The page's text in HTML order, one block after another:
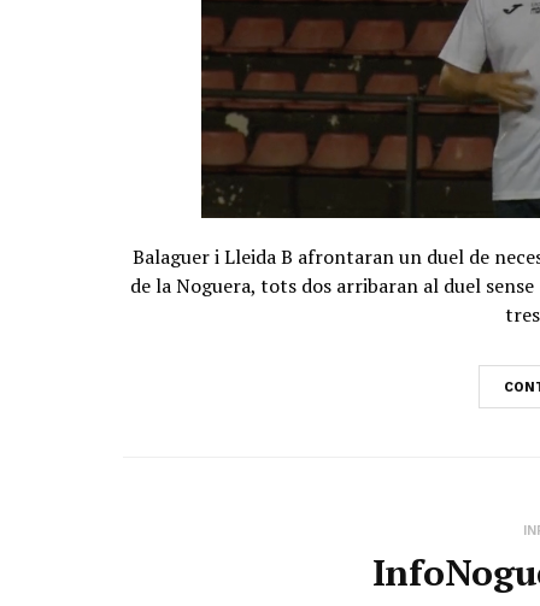
Balaguer i Lleida B afrontaran un duel de
de la Noguera, tots dos arribaran al duel